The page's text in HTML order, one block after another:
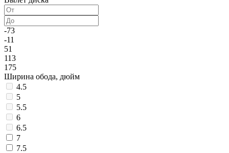
-73
-11
51
113
175
Ширина обода, дюйм
4.5
5
5.5
6
6.5
7
7.5